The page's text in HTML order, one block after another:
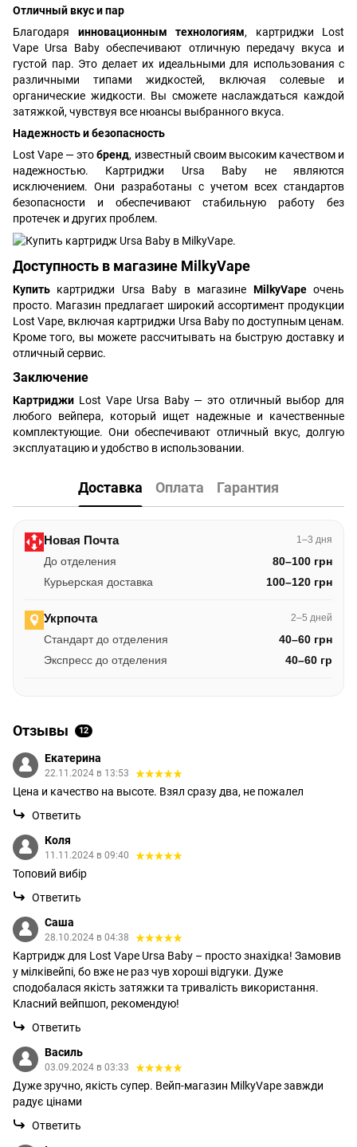
Отличный вкус и пар
Благодаря инновационным технологиям, картриджи Lost
Vape Ursa Baby обеспечивают отличную передачу вкуса и
густой пар. Это делает их идеальными для использования с
различными типами жидкостей, включая солевые и
органические жидкости. Вы сможете наслаждаться каждой
затяжкой, чувствуя все нюансы выбранного вкуса.
Надежность и безопасность
Lost Vape — этобренд, известный своим высоким качеством и
надежностью. Картриджи Ursa Baby не являются
исключением. Они разработаны с учетом всех стандартов
безопасности и обеспечивают стабильную работу без
протечек и других проблем.
Доступность в магазине MilkyVape
Купить картриджи Ursa Baby в магазине MilkyVapeочень
просто. Магазин предлагает широкий ассортимент продукции
Lost Vape, включая картриджи Ursa Baby по доступным ценам.
Кроме того, вы можете рассчитывать на быструю доставку и
отличный сервис.
Заключение
Картриджи Lost Vape Ursa Baby — это отличный выбор для
любого вейпера, который ищет надежные и качественные
комплектующие. Они обеспечивают отличный вкус, долгую
эксплуатацию и удобство в использовании.
Доставка Оплата Гарантия
Новая Почта 1–3 дня
До отделения
80–100 грн
Курьерская доставка
100–120 грн
Укрпочта 2–5 дней
Стандарт до отделения
40–60 грн
Экспресс до отделения
40–60 гр
Отзывы 12
Екатерина
22.11.2024 в 13:53
Цена и качество на высоте. Взял сразу два, не пожалел
Ответить
Коля
11.11.2024 в 09:40
Топовий вибір
Ответить
Саша
28.10.2024 в 04:38
Картридж для Lost Vape Ursa Baby – просто знахідка! Замовив
у мілківейпі, бо вже не раз чув хороші відгуки. Дуже
сподобалася якість затяжки та тривалість використання.
Класний вейпшоп, рекомендую!
Ответить
Василь
03.09.2024 в 03:33
Дуже зручно, якість супер. Вейп-магазин MilkyVape завжди
радує цінами
Ответить